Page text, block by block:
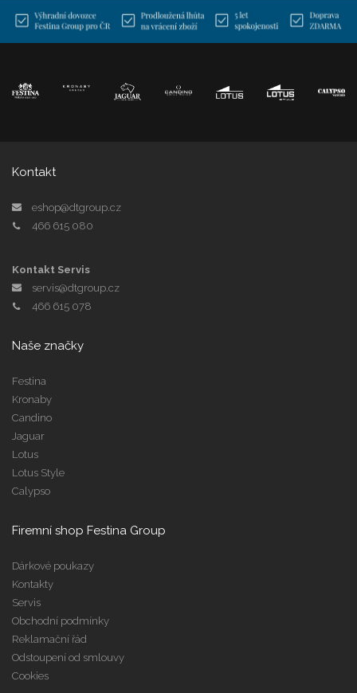
Kontakt
eshop@dtgroup.cz
466 615 080
Kontakt Servis
servis@dtgroup.cz
466 615 078
Naše značky
Festina
Kronaby
Candino
Jaguar
Lotus
Lotus Style
Calypso
Firemní shop Festina Group
Dárkové poukazy
Kontakty
Servis
Obchodní podmínky
Reklamační řád
Odstoupení od smlouvy
Cookies